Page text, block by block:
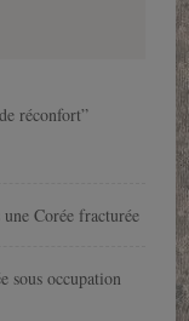
réconfort”
Corée fracturée
sous occupation